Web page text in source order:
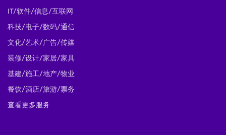
IT/软件/信息/互联网
科技/电子/数码/通信
文化/艺术/广告/传媒
装修/设计/家居/家具
基建/施工/地产/物业
餐饮/酒店/旅游/票务
查看更多服务